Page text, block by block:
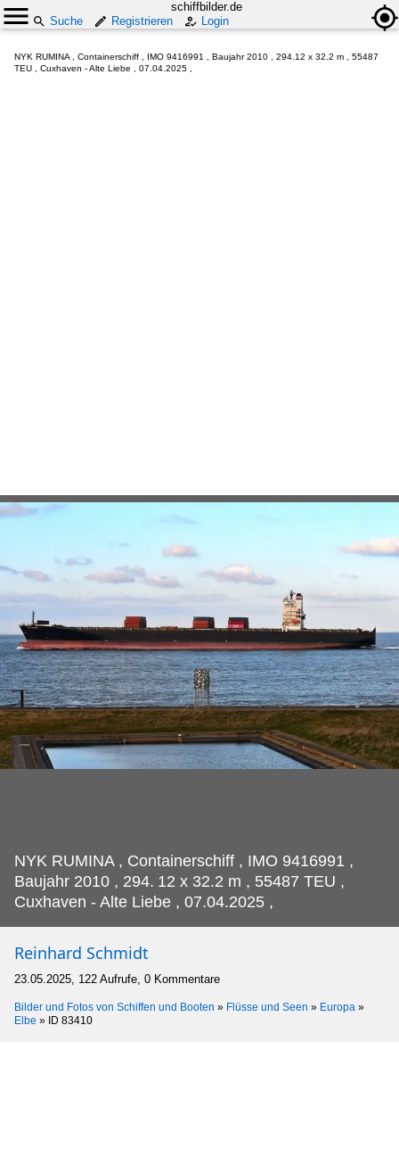
schiffbilder.de
Suche
Registrieren Login
NYK RUMINA , Containerschiff , IMO 9416991 , Baujahr 2010 , 294.12 x 32.2 m , 55487
TEU , Cuxhaven - Alte Liebe , 07.04.2025 ,
NYK RUMINA , Containerschiff , IMO 9416991 ,
Baujahr 2010 , 294. 12 x 32.2 m , 55487 TEU ,
Cuxhaven - Alte Liebe , 07.04.2025 ,
Reinhard Schmidt
23.05.2025, 122 Aufrufe, 0 Kommentare
Bilder und Fotos von Schiffen und Booten » Flüsse und Seen » Europa »
Elbe » ID 83410